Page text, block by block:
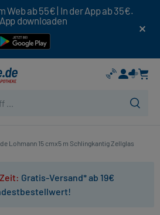
Web ab 55€ | In der App ab 35€.
downloaden
Lohmann 15 cmx5 m Schlingkantig Zellglas
Gratis-Versand* ab 19€